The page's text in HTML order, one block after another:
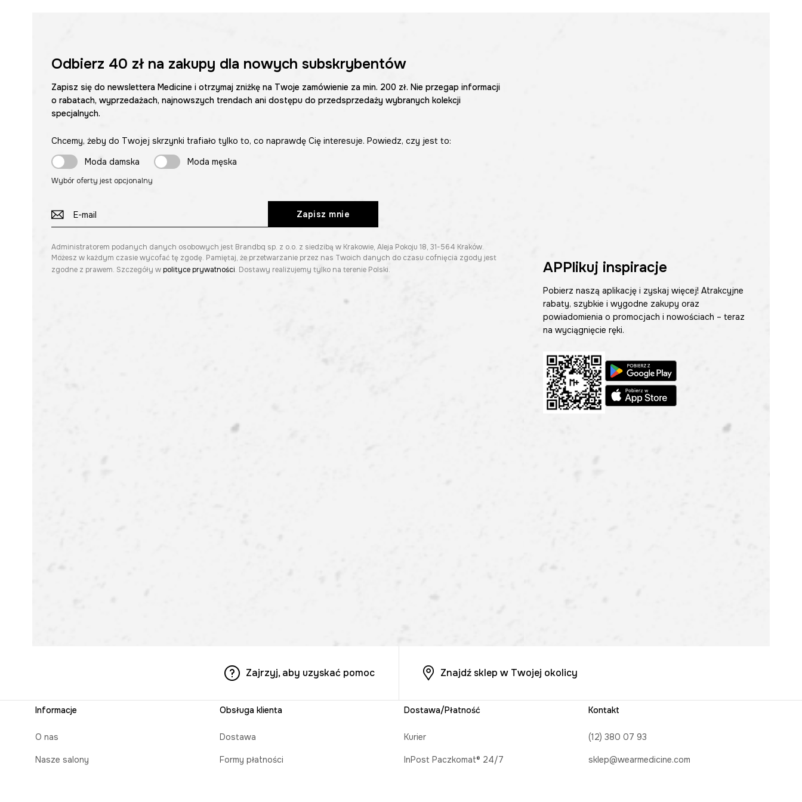
podkreśla jej indywidualność.
Odbierz 40 złna zakupy dla nowych subskrybentów
Zapisz się do newslettera Medicine i otrzymaj zniżkę na Twoje zamówienie za min. 200 zł. Nie przegap informacji
o rabatach, wyprzedażach, najnowszych trendach ani dostępu do przedsprzedaży wybranych kolekcji
specjalnych.
Chcemy, żeby do Twojej skrzynki trafiało tylko to, co naprawdę Cię interesuje. Powiedz, czy jest to:
Moda damska
Moda męska
Wybór oferty jest opcjonalny
Zapisz mnie
Administratorem podanych danych osobowych jest Brandbq sp. z o.o. z siedzibą w Krakowie, Aleja Pokoju 18, 31-564 Kraków.
Możesz w każdym czasie wycofać tę zgodę. Pamiętaj, że przetwarzanie przez nas Twoich danych do czasu cofnięcia zgody jest
zgodne z prawem. Szczegóły w polityce prywatności. Dostawy realizujemy tylko na terenie Polski. APPlikuj inspiracje
Pobierz naszą aplikację i zyskaj więcej! Atrakcyjne
rabaty, szybkie i wygodne zakupy oraz
powiadomienia o promocjach i nowościach – teraz
na wyciągnięcie ręki.
Zajrzyj, aby uzyskać pomoc Znajdź sklep w Twojej okolicy
Informacje
O nas
Nasze salony
Obsługa klienta
Dostawa
Formy płatności
Dostawa/Płatność
Kurier
InPost Paczkomat® 24/7
Kontakt
(12) 380 07 93
sklep@wearmedicine.com